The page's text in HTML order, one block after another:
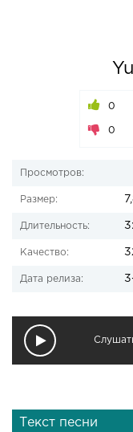
0
0
Просмотров:
Размер:
Длительность:
Качество:
Дата релиза:
Текст песни